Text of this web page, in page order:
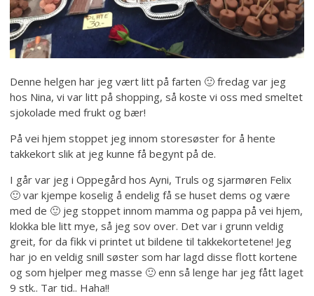
Denne helgen har jeg vært litt på farten 🙂 fredag var jeg
hos Nina, vi var litt på shopping, så koste vi oss med smeltet
sjokolade med frukt og bær!
På vei hjem stoppet jeg innom storesøster for å hente
takkekort slik at jeg kunne få begynt på de.
I går var jeg i Oppegård hos Ayni, Truls og sjarmøren Felix
🙂 var kjempe koselig å endelig få se huset dems og være
med de 🙂 jeg stoppet innom mamma og pappa på vei hjem,
klokka ble litt mye, så jeg sov over. Det var i grunn veldig
greit, for da fikk vi printet ut bildene til takkekortetene! Jeg
har jo en veldig snill søster som har lagd disse flott kortene
og som hjelper meg masse 🙂 enn så lenge har jeg fått laget
9 stk.. Tar tid.. Haha!!